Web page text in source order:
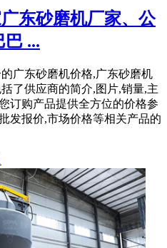
东砂磨机厂家、公
...
广东砂磨机价格,广东砂磨机
了供应商的简介,图片,销量,主
订购产品提供全方位的价格参
发报价,市场价格等相关产品的